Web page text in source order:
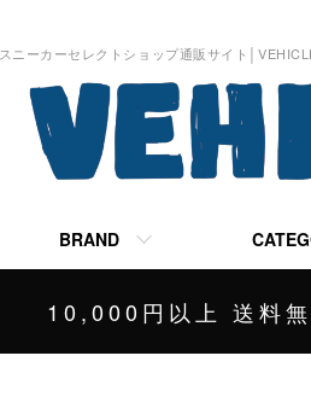
スニーカーセレクトショップ通販サイト
BRAND
10,000円以上 送料